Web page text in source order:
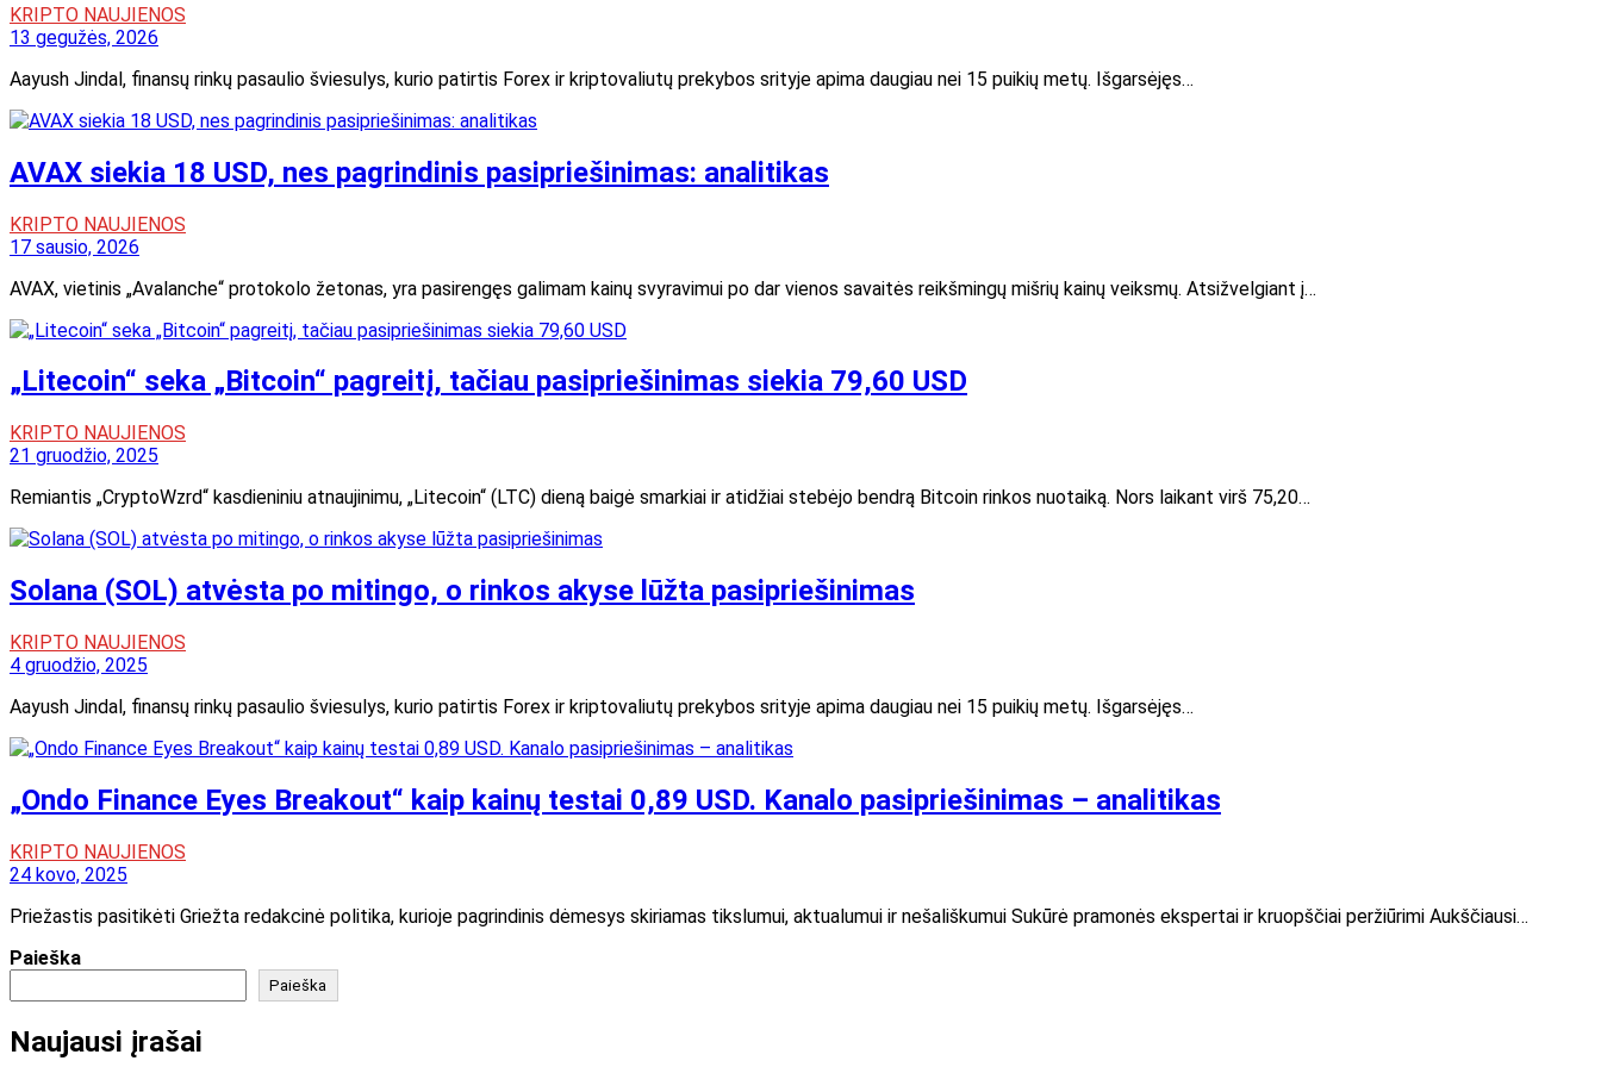
KRIPTO NAUJIENOS
13 gegužės, 2026
Aayush Jindal, finansų rinkų pasaulio šviesulys, kurio patirtis Forex ir kriptovaliutų prekybos srityje apima daugiau nei 15 puikių metų. Išgarsėjęs…
AVAX siekia 18 USD, nes pagrindinis pasipriešinimas: analitikas
KRIPTO NAUJIENOS
17 sausio, 2026
AVAX, vietinis „Avalanche“ protokolo žetonas, yra pasirengęs galimam kainų svyravimui po dar vienos savaitės reikšmingų mišrių kainų veiksmų. Atsižvelgiant į…
„Litecoin“ seka „Bitcoin“ pagreitį, tačiau pasipriešinimas siekia 79,60 USD
KRIPTO NAUJIENOS
21 gruodžio, 2025
Remiantis „CryptoWzrd“ kasdieniniu atnaujinimu, „Litecoin“ (LTC) dieną baigė smarkiai ir atidžiai stebėjo bendrą Bitcoin rinkos nuotaiką. Nors laikant virš 75,20…
Solana (SOL) atvėsta po mitingo, o rinkos akyse lūžta pasipriešinimas
KRIPTO NAUJIENOS
4 gruodžio, 2025
Aayush Jindal, finansų rinkų pasaulio šviesulys, kurio patirtis Forex ir kriptovaliutų prekybos srityje apima daugiau nei 15 puikių metų. Išgarsėjęs…
„Ondo Finance Eyes Breakout“ kaip kainų testai 0,89 USD. Kanalo pasipriešinimas – analitikas
KRIPTO NAUJIENOS
24 kovo, 2025
Priežastis pasitikėti Griežta redakcinė politika, kurioje pagrindinis dėmesys skiriamas tikslumui, aktualumui ir nešališkumui Sukūrė pramonės ekspertai ir kruopščiai peržiūrimi Aukščiausi…
Paieška
Paieška
Naujausi įrašai